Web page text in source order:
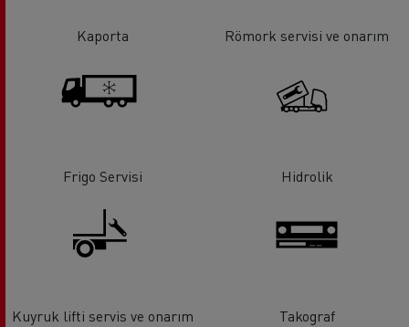
Kaporta Römork servisi ve onarım
Frigo Servisi Hidrolik
Kuyruk lifti servis ve onarım Takograf